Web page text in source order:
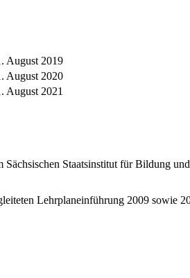
August 2019
August 2020
August 2021
Staatsinstitut für Bildung
Lehrplaneinführung 2009 sowie